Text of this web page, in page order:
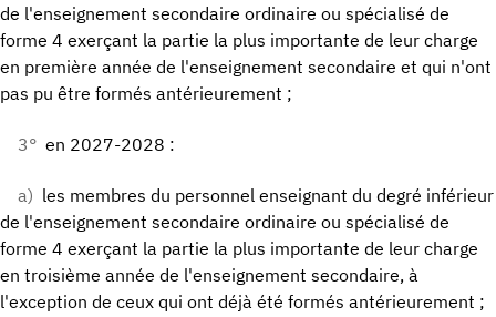
de l'enseignement secondaire ordinaire ou spécialisé de
forme 4 exerçant la partie la plus importante de leur charge
en première année de l'enseignement secondaire et qui n'ont
pas pu être formés antérieurement ;
3° en 2027-2028 :
a) les membres du personnel enseignant du degré inférieur
de l'enseignement secondaire ordinaire ou spécialisé de
forme 4 exerçant la partie la plus importante de leur charge
en troisième année de l'enseignement secondaire, à
l'exception de ceux qui ont déjà été formés antérieurement ;